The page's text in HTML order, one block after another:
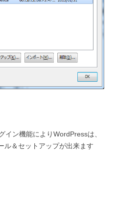
イン機能によりWordPressは、
ル＆セットアップが出来ます